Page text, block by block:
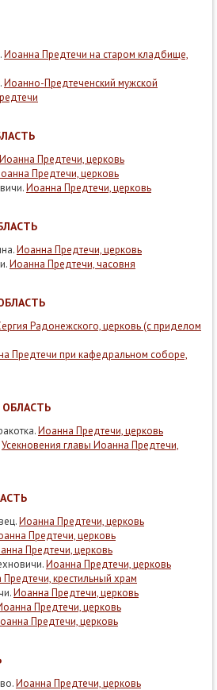
Иоанна Предтечи на старом кладбище,
Иоанно-Предтеченский мужской
Иоанна Предтечи, церковь
Предтечи, церковь
Иоанна Предтечи, церковь
Иоанна Предтечи, церковь
Иоанна Предтечи, часовня
Радонежского, церковь (с приделом
Предтечи при кафедральном соборе,
ОБЛАСТЬ
Иоанна Предтечи, церковь
Усекновения главы Иоанна Предтечи,
Иоанна Предтечи, церковь
Предтечи, церковь
Предтечи, церковь
Иоанна Предтечи, церковь
крестильный храм
Иоанна Предтечи, церковь
Предтечи, церковь
Предтечи, церковь
Иоанна Предтечи, церковь